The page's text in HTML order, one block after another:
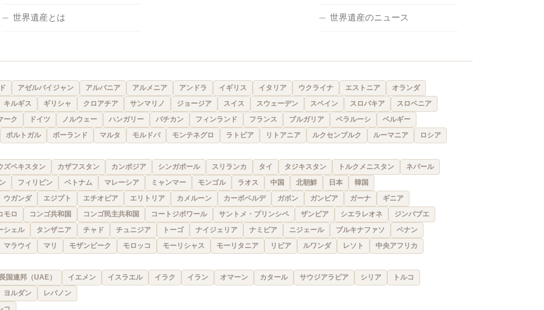
世界遺産とは 世界遺産のニュース
アゼルバイジャン アルバニア アルメニア アンドラ イギリス イタリア ウクライナ エストニア
オランダ
キルギス ギリシャ クロアチア サンマリノ ジョージア スイス スウェーデン スペイン スロバキア
スロベニア
ーク ドイツ ノルウェー ハンガリー バチカン フィンランド フランス ブルガリア ベラルーシ
ベルギー
ポルトガル ポーランド マルタ モルドバ モンテネグロ ラトビア リトアニア ルクセンブルク ルーマニア
ロシア
ズベキスタン カザフスタン カンボジア シンガポール スリランカ タイ タジキスタン トルクメニスタン
ネパール
フィリピン ベトナム マレーシア ミャンマー モンゴル ラオス 中国 北朝鮮 日本 韓国
ウガンダ エジプト エチオピア エリトリア カメルーン カーボベルデ ガボン ガンビア ガーナ
ギニア
モロ コンゴ共和国 コンゴ民主共和国 コートジボワール サントメ・プリンシペ ザンビア シエラレオネ
ジンバブエ
シェル タンザニア チャド チュニジア トーゴ ナイジェリア ナミビア ニジェール ブルキナファソ
ベナン
マラウイ マリ モザンビーク モロッコ モーリシャス モーリタニア リビア ルワンダ レソト
中央アフリカ
国連邦（UAE） イエメン イスラエル イラク イラン オマーン カタール サウジアラビア シリア
トルコ
ヨルダン レバノン